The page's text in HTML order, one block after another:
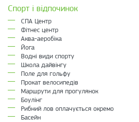
Спорт і відпочинок
СПА Центр
Фітнес центр
Аква-аеробіка
Йога
Водні види спорту
Школа дайвінгу
Поле для гольфу
Прокат велосипедів
Маршрути для прогулянок
Боулінг
Рибний лов оплачується окремо
Басейн